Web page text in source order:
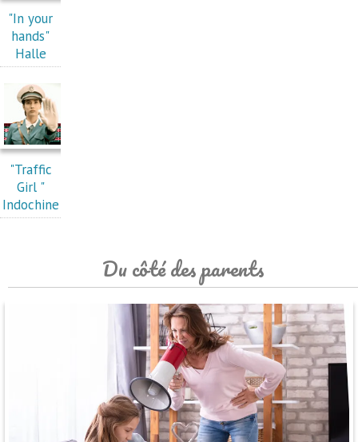
"In your
hands"
Halle
"Traffic
Girl "
Indochine
Du côté des parents